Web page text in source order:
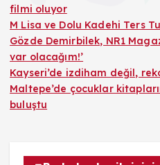
filmi oluyor
M Lisa ve Dolu Kadehi Ters
Gözde Demirbilek, NR1
var olacağım!’
Kayseri’de izdiham değil,
Maltepe’de çocuklar
buluştu